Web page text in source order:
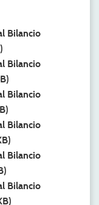
Bilancio
Bilancio
Bilancio
Bilancio
Bilancio
Bilancio